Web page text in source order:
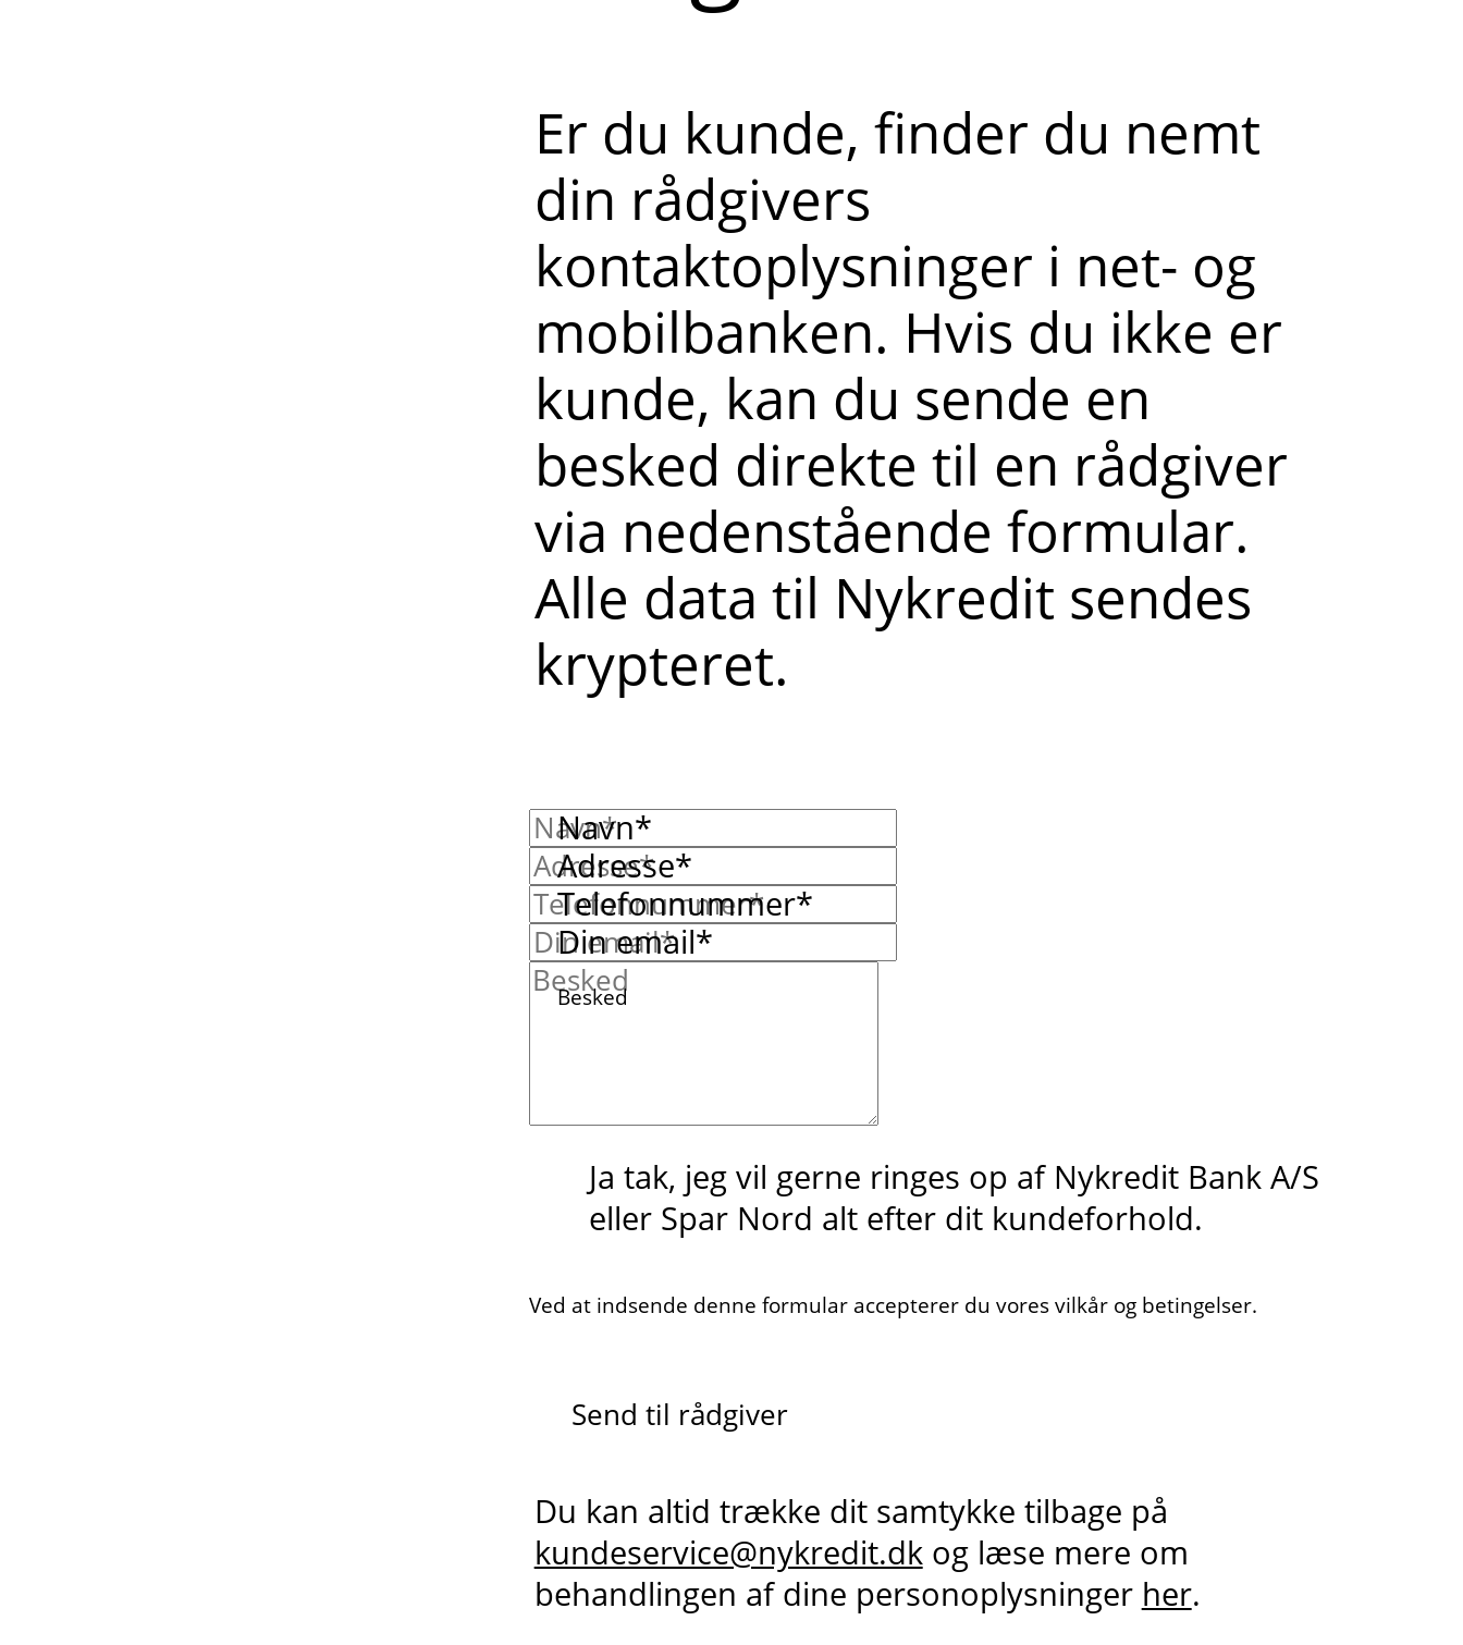
Er du kunde, finder du nemt
din rådgivers
kontaktoplysninger i net- og
mobilbanken. Hvis du ikke er
kunde, kan du sende en
besked direkte til en rådgiver
via nedenstående formular.
Alle data til Nykredit sendes
krypteret.
Navn*
Adresse*
Telefonnummer*
Din email*
Besked
Ja tak, jeg vil gerne ringes op af Nykredit Bank A/S
eller Spar Nord alt efter dit kundeforhold.
Ved at indsende denne formular accepterer du vores vilkår og betingelser.
Send til rådgiver
Du kan altid trække dit samtykke tilbage på
kundeservice@nykredit.dkog læse mere om
behandlingen af dine personoplysninger her.